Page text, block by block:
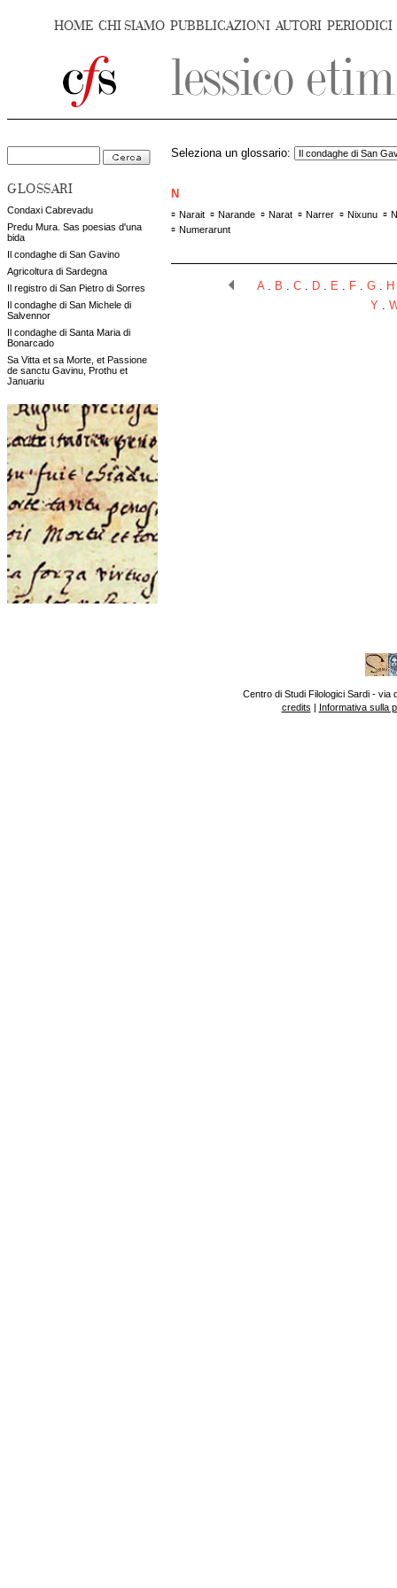
HOME CHI SIAMO PUBBLICAZIONI AUTORI PERIODICI
GLOSSARI
Condaxi Cabrevadu
Predu Mura. Sas poesias d'una
bida
Il condaghe di San Gavino
Agricoltura di Sardegna
Il registro di San Pietro di Sorres
Il condaghe di San Michele di
Salvennor
Il condaghe di Santa Maria di
Bonarcado
Sa Vitta et sa Morte, et Passione
de sanctu Gavinu, Prothu et
Januariu
Seleziona un glossario:
N
▫ Narait ▫ Narande ▫ Narat ▫ Narrer ▫ Nixunu ▫
▫ Numerarunt
A. B . C. D. E . F. G. H
Y .
Centro di Studi Filologici Sardi - via
credits | Informativa sulla